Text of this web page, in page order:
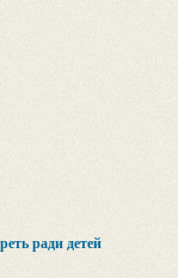
ради детей